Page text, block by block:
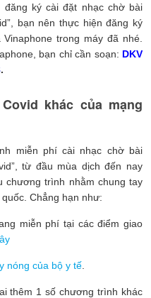
ký cài đặt nhạc chờ bài
bạn nên thực hiện đăng ký
trong máy đã nhé.
bạn chỉ cần soạn: DKV
.
khác của mạng
miễn phí cài nhạc chờ bài
từ đầu mùa dịch đến nay
chương trình nhằm chung tay
Chẳng hạn như:
miễn phí tại các điểm giao
nóng của bộ y tế
thêm 1 số chương trình khác